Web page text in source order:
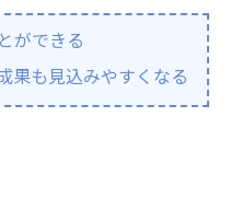
ができる
果も見込みやすくなる